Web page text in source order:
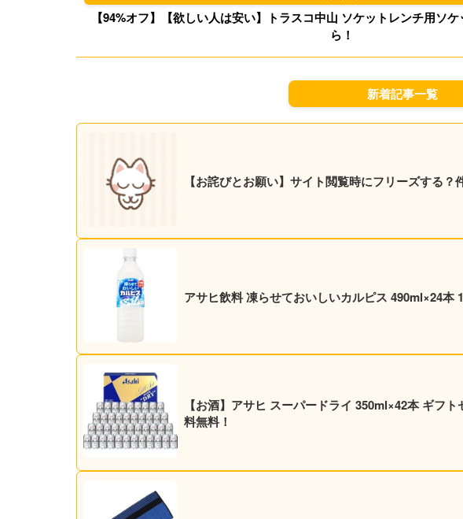
【94%オフ】【欲しい人は安い】トラスコ中山 ソケットレンチ用ソ
ら！
新着記事一覧
【お詫びとお願い】サイト閲覧時にフリーズする？
アサヒ飲料 凍らせておいしいカルピス 490ml×24本
【お酒】アサヒ スーパードライ 350ml×42本 ギフ
料無料！